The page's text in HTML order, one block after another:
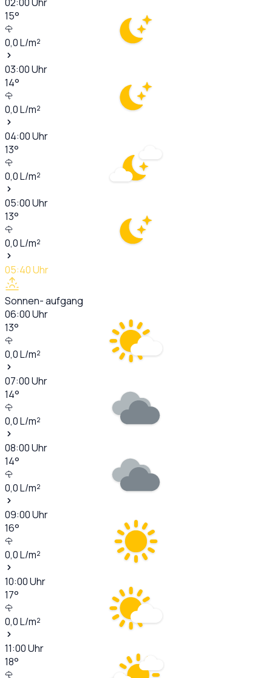
15°
0,0L/m²
03:00Uhr
14°
0,0L/m²
04:00Uhr
13°
0,0L/m²
05:00Uhr
13°
0,0L/m²
05:40Uhr
Sonnen- aufgang
06:00Uhr
13°
0,0L/m²
07:00Uhr
14°
0,0L/m²
08:00Uhr
14°
0,0L/m²
09:00Uhr
16°
0,0L/m²
10:00Uhr
17°
0,0L/m²
11:00Uhr
18°